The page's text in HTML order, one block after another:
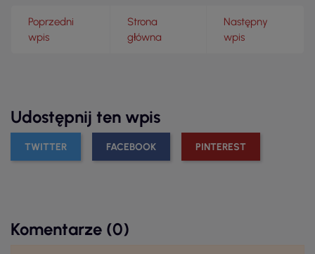
Poprzedni
wpis
Strona
główna
Następny
wpis
Udostępnij ten wpis
TWITTER FACEBOOK PINTEREST
Komentarze (0)